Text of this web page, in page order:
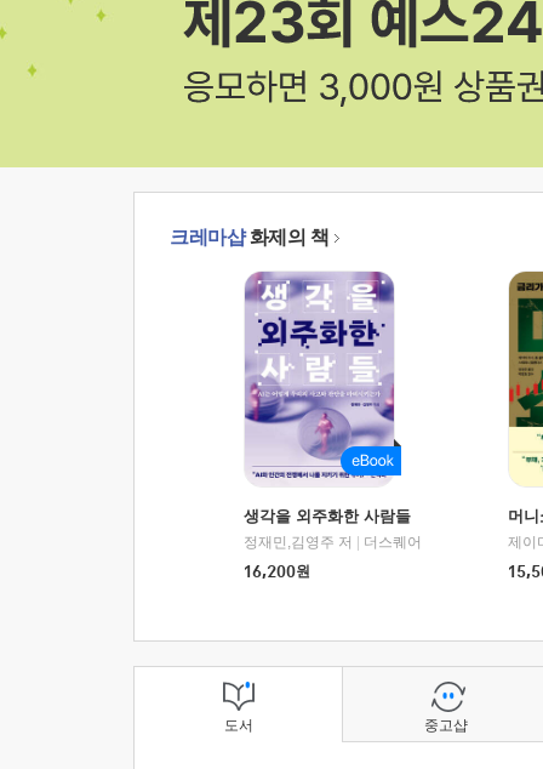
크레마샵화제의 책
생각을 외주화한 사람들
정재민,김영주 저
더스퀘어
16,200원
머
도서 중고샵